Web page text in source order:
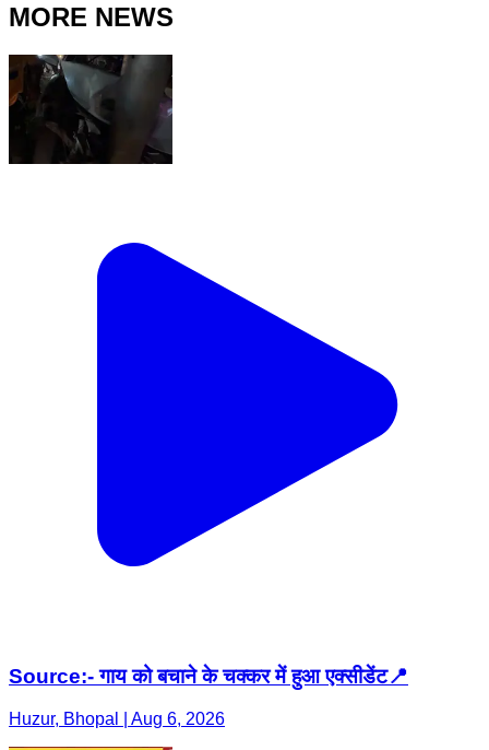
MORE NEWS
Source:- गाय को बचाने के चक्कर में हुआ एक्सीडेंट📍
Huzur, Bhopal | Aug 6, 2026